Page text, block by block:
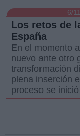
6/11
Los retos de
España
En el momento
nuevo ante otro
transformación
plena inserción
proceso se